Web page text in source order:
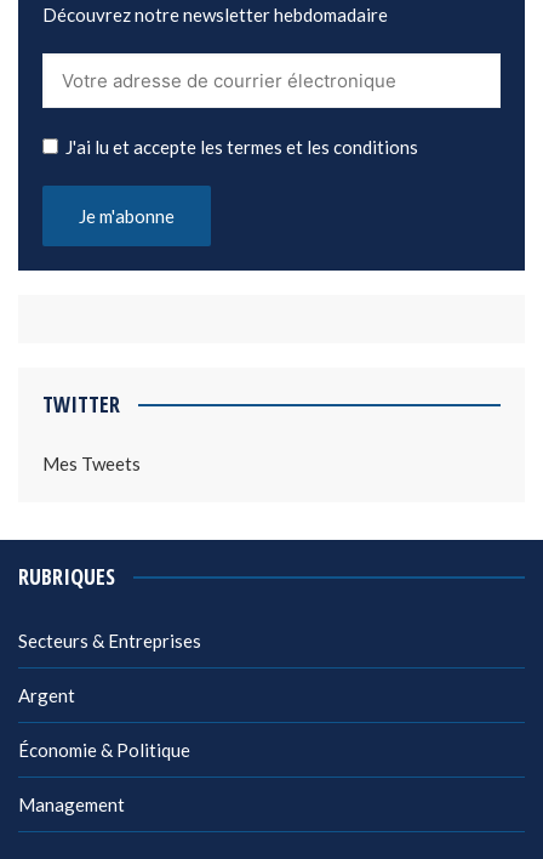
Découvrez notre newsletter hebdomadaire
J'ai lu et accepte les termes et les conditions
TWITTER
Mes Tweets
RUBRIQUES
Secteurs & Entreprises
Argent
Économie & Politique
Management